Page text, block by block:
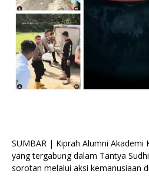
SUMBAR | Kiprah Alumni Akademi
yang tergabung dalam Tantya
sorotan melalui aksi kemanusiaan